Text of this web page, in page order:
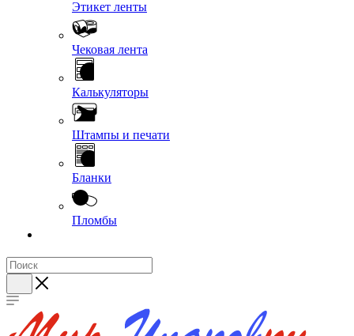
Этикет ленты
Чековая лента
Калькуляторы
Штампы и печати
Бланки
Пломбы